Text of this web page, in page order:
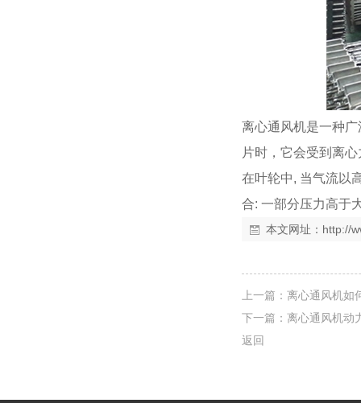
离心通风机是一种
片时，它会受到离
在叶轮中, 当气流以
合: 一部分压力高于
本文网址： http://
上一篇： 离心通风机如
下一篇： 离心通风机动
返回